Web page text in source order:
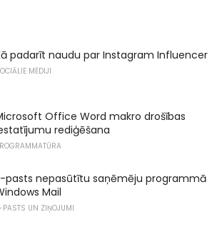
padarīt naudu par Instagram Influencer
MĒDIJI
Office Word makro drošības
rediģēšana
pasts nepasūtītu saņēmēju programmā
Mail
PASTS UN ZIŅOJUMI